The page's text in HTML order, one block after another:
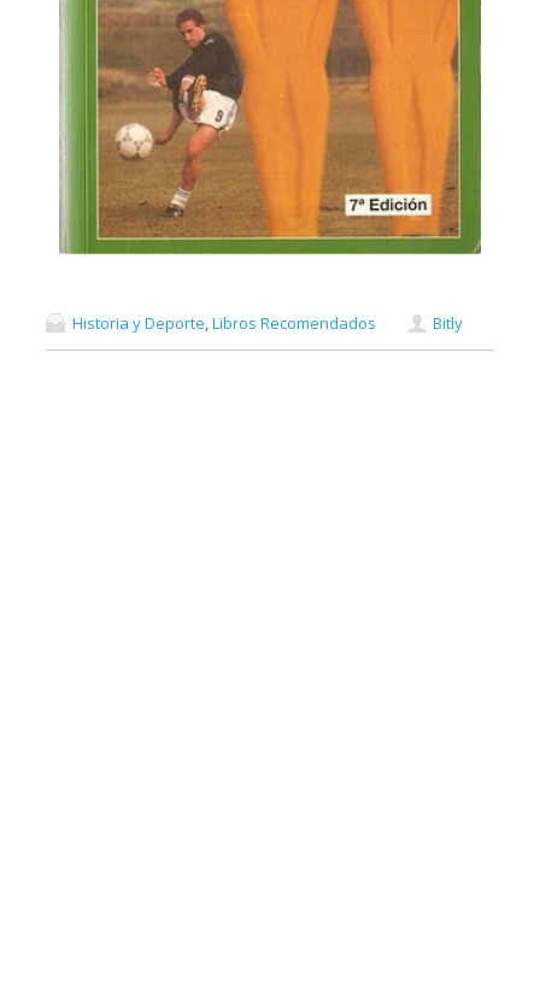
Historia y Deporte,Libros Recomendados Bitly